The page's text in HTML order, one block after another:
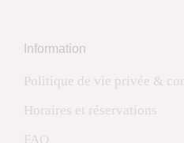
Information
Politique de vie privée &
Horaires et réservations
FAQ